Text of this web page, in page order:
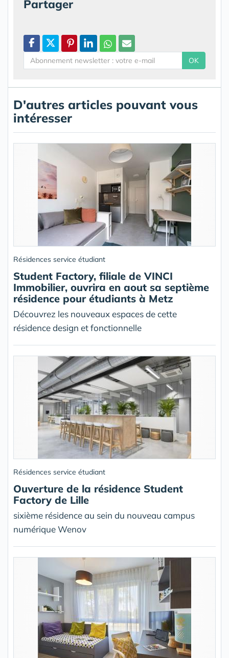
Partager
OK
D'autres articles pouvant vous
intéresser
Résidences service étudiant
Student Factory, filiale de VINCI
Immobilier, ouvrira en aout sa septième
résidence pour étudiants à Metz
Découvrez les nouveaux espaces de cette
résidence design et fonctionnelle
Résidences service étudiant
Ouverture de la résidence Student
Factory de Lille
sixième résidence au sein du nouveau campus
numérique Wenov